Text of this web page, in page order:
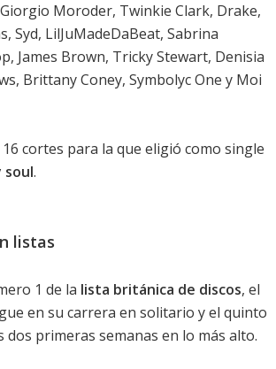
Moroder, Twinkie Clark, Drake,
Syd, LilJuMadeDaBeat, Sabrina
James Brown, Tricky Stewart, Denisia
Brittany Coney, Symbolyc One y Moi
cortes para la que eligió como single
soul.
listas
1 de la lista británica de discos, el
en su carrera en solitario y el quinto
dos primeras semanas en lo más alto.